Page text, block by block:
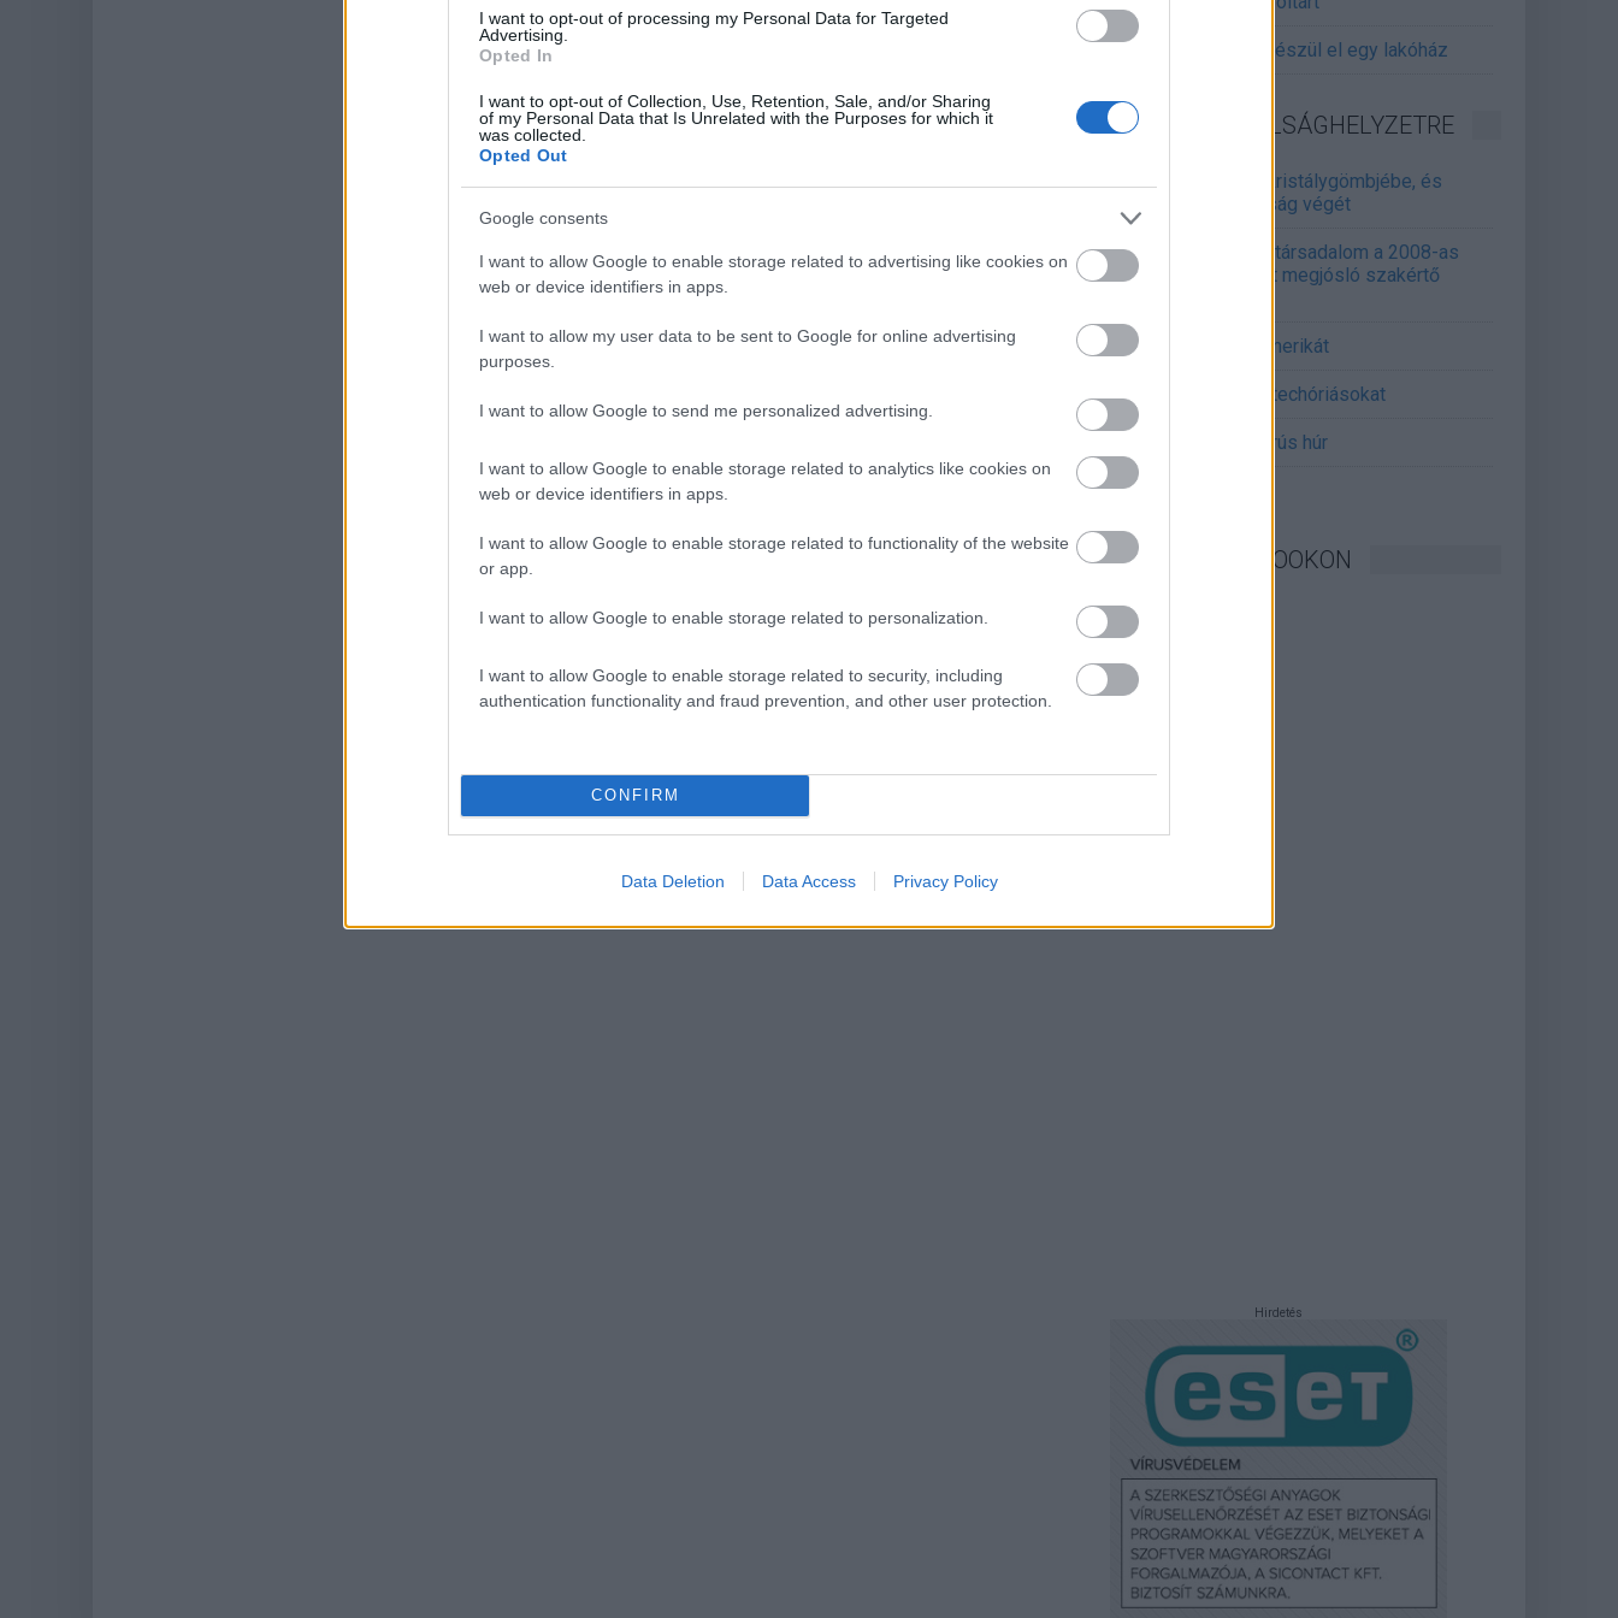
I want to opt-out of processing my Personal Data for Targeted
Advertising.
Opted In
I want to opt-out of Collection, Use, Retention, Sale, and/or Sharing
of my Personal Data that Is Unrelated with the Purposes for which it
was collected.
Opted Out
Google consents
I want to allow Google to enable storage related to advertising like cookies on
web or device identifiers in apps.
I want to allow my user data to be sent to Google for online advertising
purposes.
I want to allow Google to send me personalized advertising.
I want to allow Google to enable storage related to analytics like cookies on
web or device identifiers in apps.
I want to allow Google to enable storage related to functionality of the website
or app.
I want to allow Google to enable storage related to personalization.
I want to allow Google to enable storage related to security, including
authentication functionality and fraud prevention, and other user protection.
CONFIRM
Data Deletion Data Access Privacy Policy
A gyár, ahol 45 perc alatt készül el egy lakóház
INFORMATIKA VÁLSÁGHELYZETRE
A Samsung belenézett a kristálygömbjébe, és
megjósolta a memóriaválság végét
Hamarosan összeomlik a társadalom a 2008-as
válságot és a világjárványt megjósló szakértő
Irán mémekkel támadja Amerikát
Irán célkeresztbe vette a techóriásokat
Ismét feszül a hidegháborús húr
KÖVESSEN FACEBOOKON
Hirdetés